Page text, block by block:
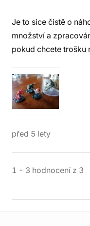
Je to sice čistě o
množství a
pokud chcete trošku
před 5 lety
1 - 3 hodnocení z 3